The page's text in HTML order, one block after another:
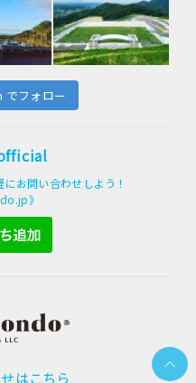
でフォロー
お問い合わせしよう！
》
はこちら
PAGE